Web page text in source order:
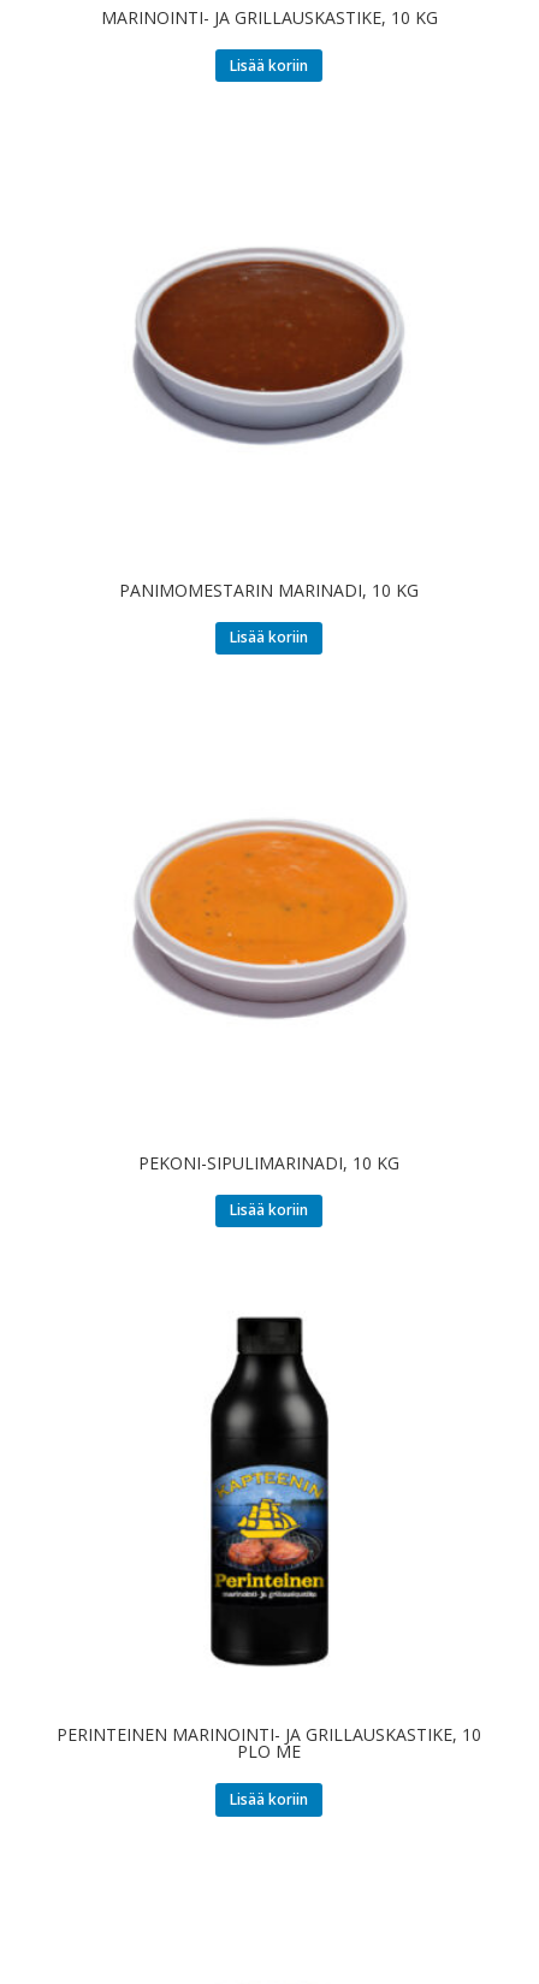
MARINOINTI- JA GRILLAUSKASTIKE, 10 KG
Lisää koriin
PANIMOMESTARIN MARINADI, 10 KG
Lisää koriin
PEKONI-SIPULIMARINADI, 10 KG
Lisää koriin
PERINTEINEN MARINOINTI- JA GRILLAUSKASTIKE, 10
PLO ME
Lisää koriin